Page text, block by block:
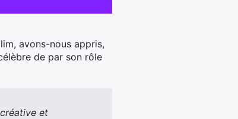
avons-nous appris,
de par son rôle
et